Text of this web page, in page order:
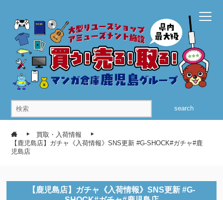
search
買取・入荷情報
【鹿児島店】ガチャ《入荷情報》SNS更新 #G-SHOCK#ガチャ#鹿
児島店
【鹿児島店】ガチャ《入荷情報》SNS更新 #G-